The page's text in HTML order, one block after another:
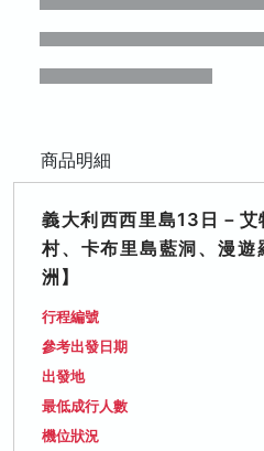
商品明細
義大利西西里島13日－
村、卡布里島藍洞、漫遊
洲】
行程編號
參考出發日期
出發地
最低成行人數
機位狀況